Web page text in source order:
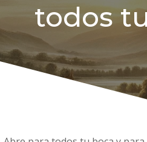
todos